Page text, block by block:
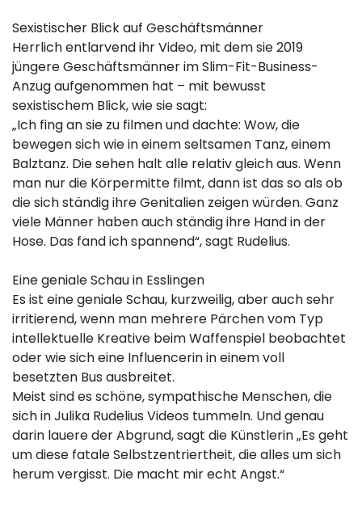
Sexistischer Blick auf Geschäftsmänner
Herrlich entlarvend ihr Video, mit dem sie 2019
jüngere Geschäftsmänner im Slim-Fit-Business-
Anzug aufgenommen hat – mit bewusst
sexistischem Blick, wie sie sagt:
„Ich fing an sie zu filmen und dachte: Wow, die
bewegen sich wie in einem seltsamen Tanz, einem
Balztanz. Die sehen halt alle relativ gleich aus. Wenn
man nur die Körpermitte filmt, dann ist das so als ob
die sich ständig ihre Genitalien zeigen würden. Ganz
viele Männer haben auch ständig ihre Hand in der
Hose. Das fand ich spannend“, sagt Rudelius.
Eine geniale Schau in Esslingen
Es ist eine geniale Schau, kurzweilig, aber auch sehr
irritierend, wenn man mehrere Pärchen vom Typ
intellektuelle Kreative beim Waffenspiel beobachtet
oder wie sich eine Influencerin in einem voll
besetzten Bus ausbreitet.
Meist sind es schöne, sympathische Menschen, die
sich in Julika Rudelius Videos tummeln. Und genau
darin lauere der Abgrund, sagt die Künstlerin „Es geht
um diese fatale Selbstzentriertheit, die alles um sich
herum vergisst. Die macht mir echt Angst.“